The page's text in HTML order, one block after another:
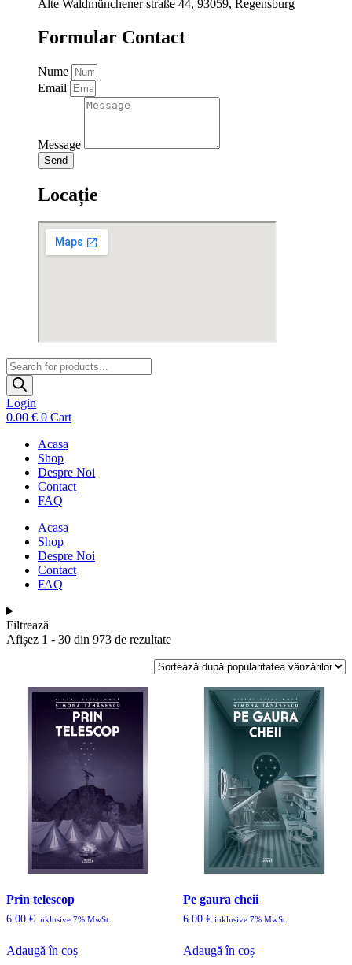
Alte Waldmünchener straße 44, 93059, Regensburg
Formular Contact
Nume
Email
Message
Send
Locație
Products
search
Login
0.00 € 0 Cart
Acasa
Shop
Despre Noi
Contact
FAQ
Acasa
Shop
Despre Noi
Contact
FAQ
Filtrează
Afișez 1 - 30 din 973 de rezultateSortat
popularitate
Prin telescop
6.00 € inklusive 7% MwSt.
Adaugă în coș
Pe gaura cheii
6.00 € inklusive 7% MwSt.
Adaugă în coș